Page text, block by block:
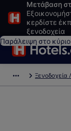
Μετάβαση
κερδίστε
ξενοδοχεία
Παράλειψη στο
Ξενοδοχεία